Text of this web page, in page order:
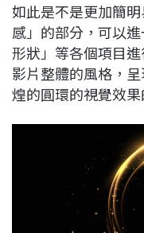
如此是不是更加簡
感」的部分，可以
形狀」等各個項目
影片整體的風格，
煌的圓環的視覺效果